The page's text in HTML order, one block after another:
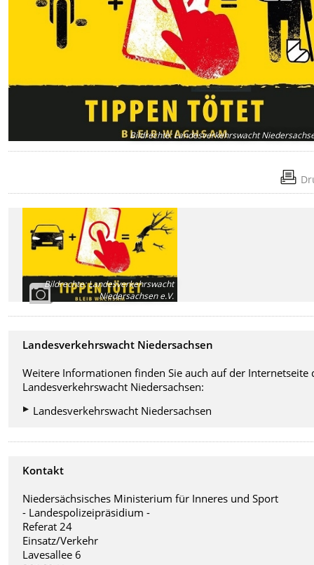
Bildrechte:Landesverkehrswacht
Bildrechte:Landesverkehrswacht
Niedersachsen e.V.
Landesverkehrswacht Niedersachsen
Weitere Informationen finden Sie auch auf der Internetseite
Landesverkehrswacht Niedersachsen:
Landesverkehrswacht Niedersachsen
Kontakt
Niedersächsisches Ministerium für Inneres und Sport
- Landespolizeipräsidium -
Referat 24
Einsatz/Verkehr
Lavesallee 6